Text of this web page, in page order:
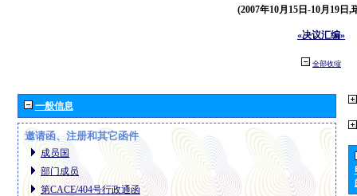
(2007年10月15日-10月19日,
«决议汇编»
全部收缩
一般信息
邀请函、注册和其它函件
成员国
部门成员
第CACE/404号行政通函